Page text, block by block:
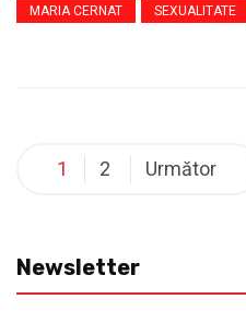
MARIA CERNAT SEXUALITATE
1 2 Următor
Newsletter